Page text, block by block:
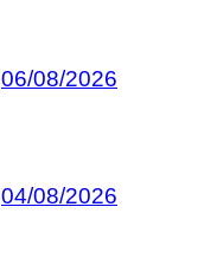
06/08/2026
04/08/2026